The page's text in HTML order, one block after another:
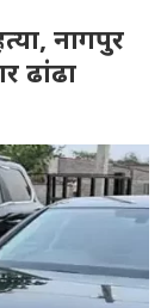
नागपुर
ढांढा